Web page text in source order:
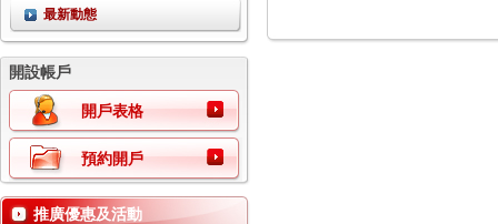
最新動態
開設帳戶
開戶表格
預約開戶
推廣優惠及活動